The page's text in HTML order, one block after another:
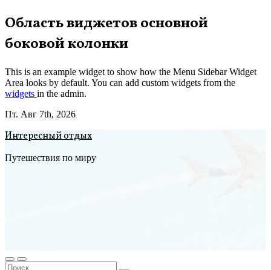
Перейти
к
содержимому
Область виджетов основной
боковой колонки
This is an example widget to show how the Menu Sidebar Widget
Area looks by default. You can add custom widgets from the
widgets in the admin.
Пт. Авг 7th, 2026
Интересный отдых
Путешествия по миру